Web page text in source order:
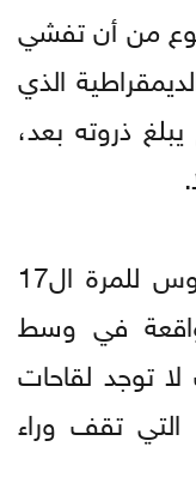
من أن تفشي
الذي
لم يبلغ ذروته بعد،
ويواجه التصدي لتفشي الفيروس للمرة ال17
في وسط
توجد لقاحات
التي تقف وراء